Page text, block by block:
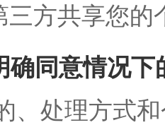
三方共享您
确同意情况下
、处理方式